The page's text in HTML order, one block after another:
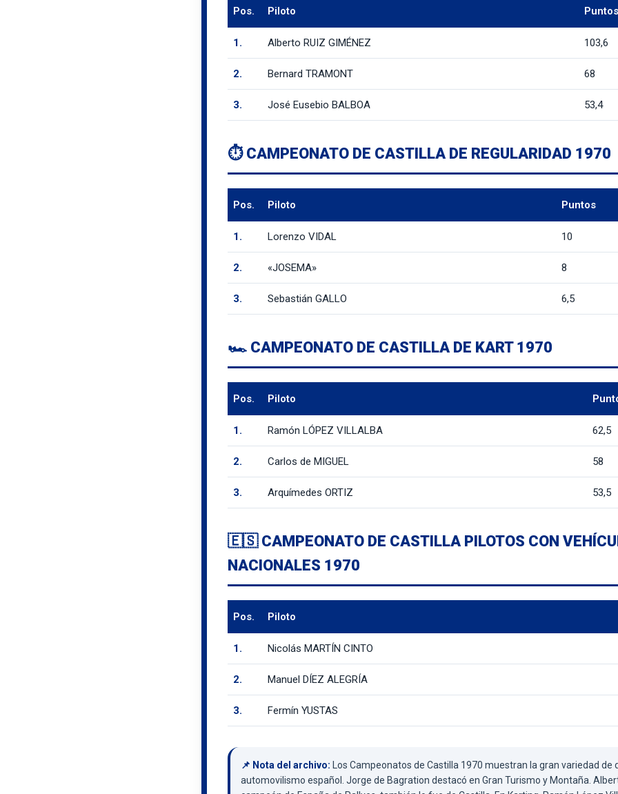
Pos. Piloto Puntos
1. Alberto RUIZ GIMÉNEZ 103,6
2. Bernard TRAMONT 68
3. José Eusebio BALBOA 53,4
⏱️ CAMPEONATO DE CASTILLA DE REGULARIDAD 1970
Pos. Piloto Puntos
1. Lorenzo VIDAL 10
2. «JOSEMA» 8
3. Sebastián GALLO 6,5
🏎️ CAMPEONATO DE CASTILLA DE KART 1970
Pos. Piloto
1. Ramón LÓPEZ VILLALBA 62,5
2. Carlos de MIGUEL 58
3. Arquímedes ORTIZ 53,5
🇪🇸 CAMPEONATO DE CASTILLA PILOTOS CON
NACIONALES 1970
Pos. Piloto
1. Nicolás MARTÍN CINTO
2. Manuel DÍEZ ALEGRÍA
3. Fermín YUSTAS
📌 Nota del archivo: Los Campeonatos de Castilla 1970 muestran la gran variedad de
automovilismo español. Jorge de Bagration destacó en Gran Turismo y Montaña.